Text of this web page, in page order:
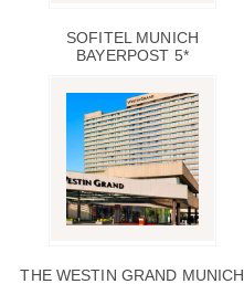
SOFITEL MUNICH
BAYERPOST 5*
THE WESTIN GRAND MUNICH